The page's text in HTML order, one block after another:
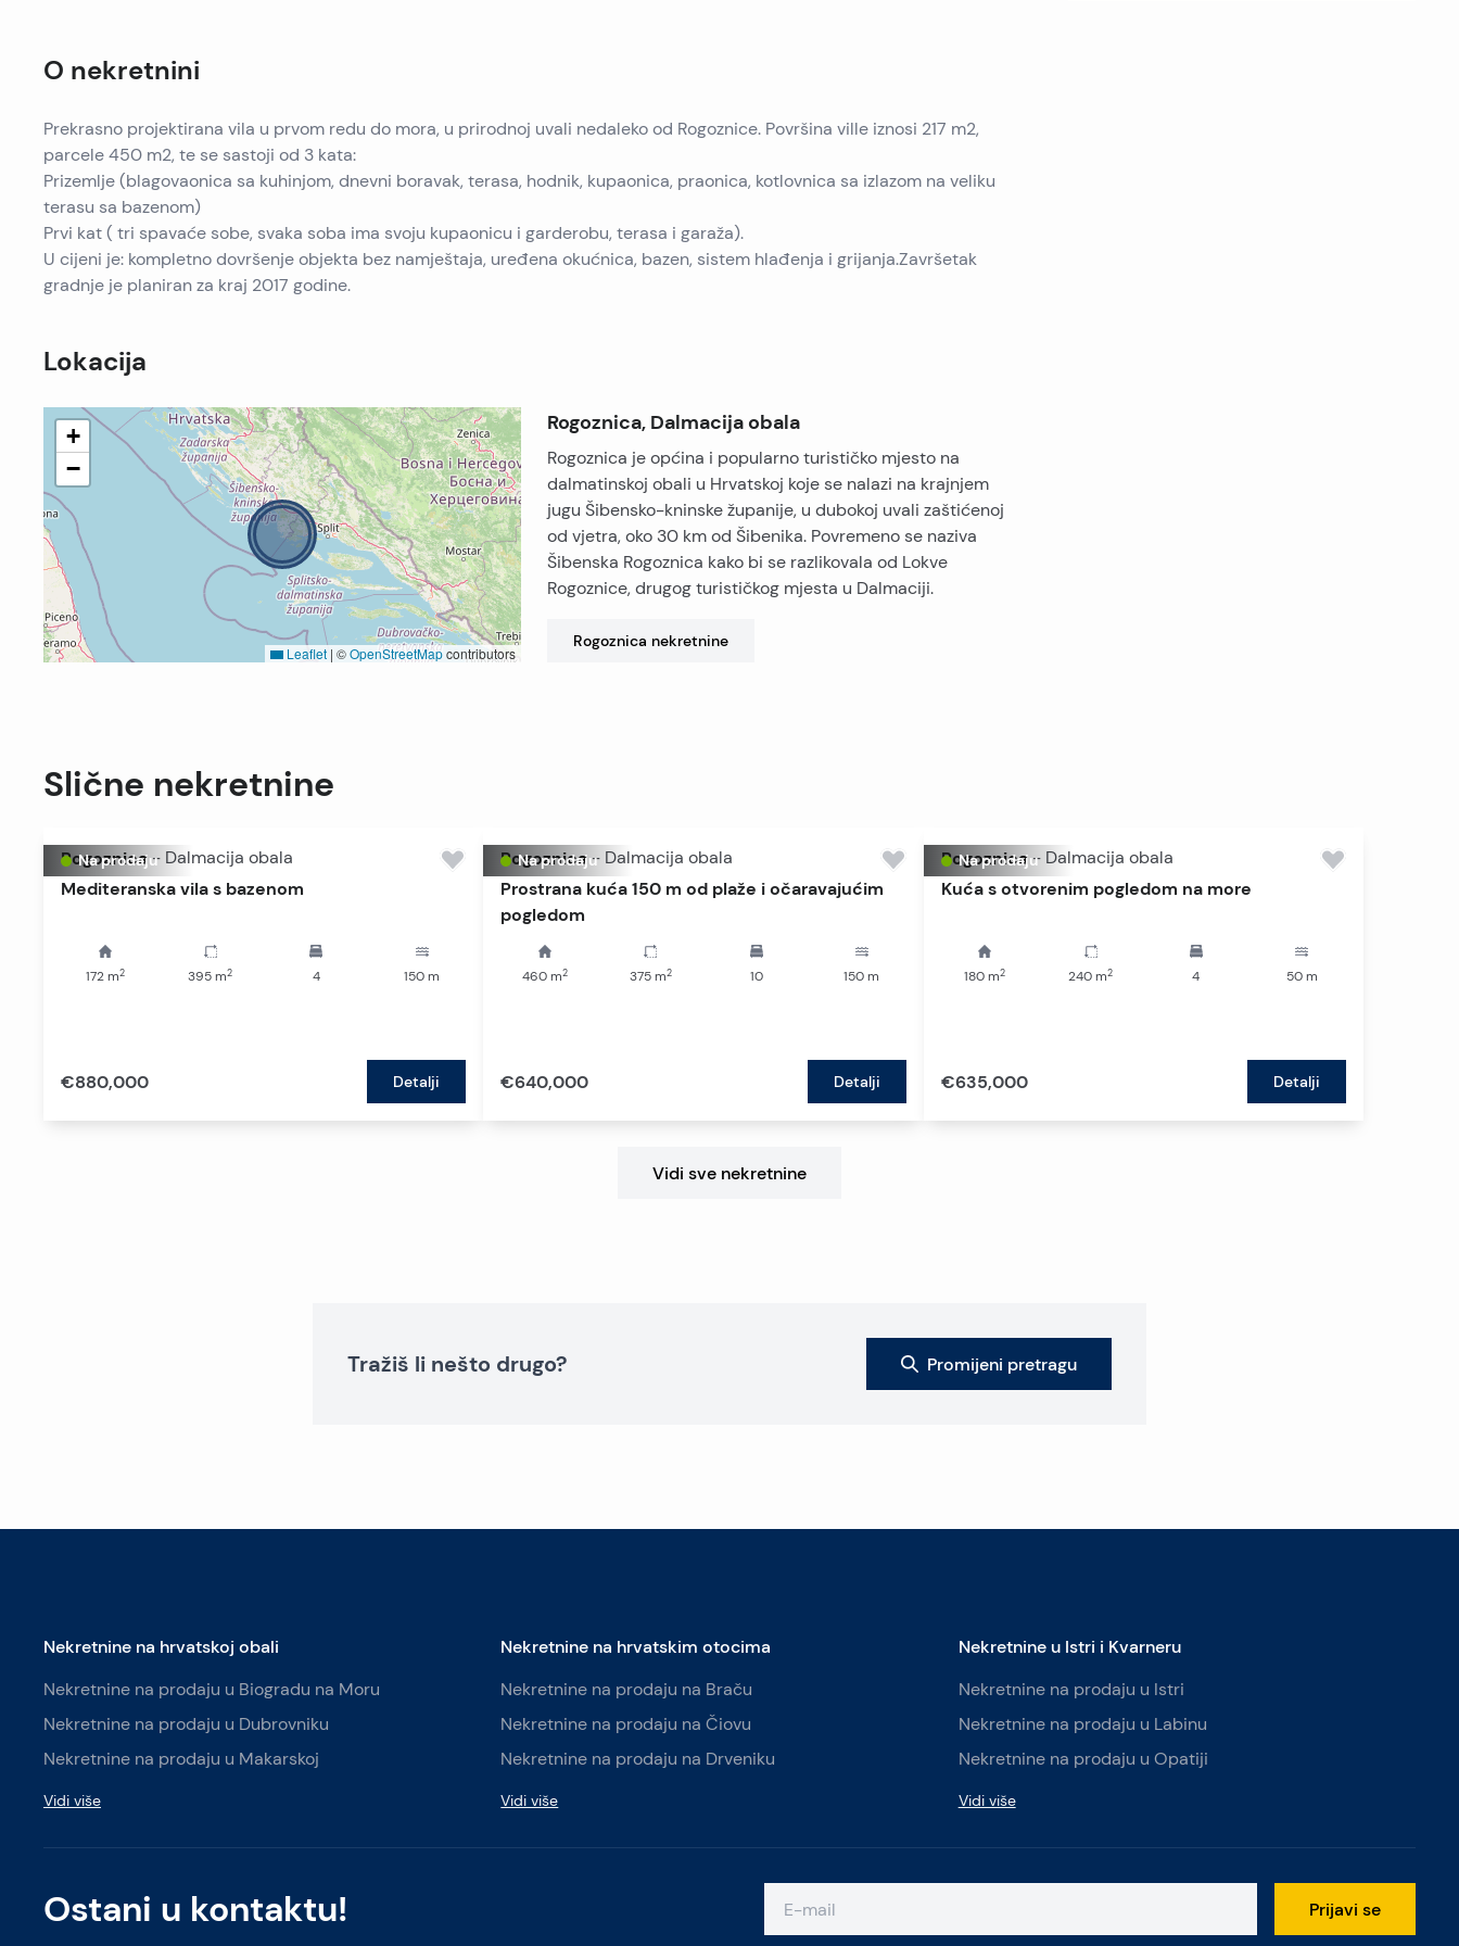
O nekretnini
Prekrasno projektirana vila u prvom redu do mora, u prirodnoj uvali nedaleko od Rogoznice. Površina ville iznosi 217 m2,
parcele 450 m2, te se sastoji od 3 kata:
Prizemlje (blagovaonica sa kuhinjom, dnevni boravak, terasa, hodnik, kupaonica, praonica, kotlovnica sa izlazom na veliku
terasu sa bazenom)
Prvi kat ( tri spavaće sobe, svaka soba ima svoju kupaonicu i garderobu, terasa i garaža).
U cijeni je: kompletno dovršenje objekta bez namještaja, uređena okućnica, bazen, sistem hlađenja i grijanja.Završetak
gradnje je planiran za kraj 2017 godine.
Lokacija
+
−
Leaflet | ©OpenStreetMapcontributors
Rogoznica, Dalmacija obala
Rogoznica je općina i popularno turističko mjesto na
dalmatinskoj obali u Hrvatskoj koje se nalazi na krajnjem
jugu Šibensko-kninske županije, u dubokoj uvali zaštićenoj
od vjetra, oko 30 km od Šibenika. Povremeno se naziva
Šibenska Rogoznica kako bi se razlikovala od Lokve
Rogoznice, drugog turističkog mjesta u Dalmaciji.
Rogoznica nekretnine
Slične nekretnine
Na prodaju
Rogoznica - Dalmacija obala
Mediteranska vila s bazenom
172m2 395 m2 4 150 m
€880,000 Detalji
Na prodaju
Rogoznica - Dalmacija obala
Prostrana kuća 150 m od plaže i očaravajućim
pogledom
460m2 375m2 10 150 m
€640,000 Detalji
Na prodaju
Rogoznica - Dalmacija obala
Kuća s otvorenim pogledom na more
180 m2 240 m2 4 50m
€635,000 Detalji
Vidi sve nekretnine
Tražiš li nešto drugo? Promijeni pretragu
Ostani u kontaktu! Prijavi se
Nekretnine na hrvatskoj obali
Nekretnine na prodaju u Biogradu na Moru
Nekretnine na prodaju u Dubrovniku
Nekretnine na prodaju u Makarskoj
Vidi više
Nekretnine na hrvatskim otocima
Nekretnine na prodaju na Braču
Nekretnine na prodaju na Čiovu
Nekretnine na prodaju na Drveniku
Vidi više
Nekretnine u Istri i Kvarneru
Nekretnine na prodaju u Istri
Nekretnine na prodaju u Labinu
Nekretnine na prodaju u Opatiji
Vidi više